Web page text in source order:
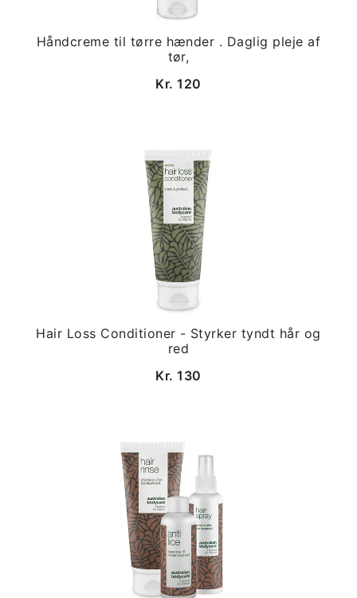
Håndcreme til tørre hænder . Daglig pleje af
tør,
Kr. 120
Hair Loss Conditioner - Styrker tyndt hår og
red
Kr. 130